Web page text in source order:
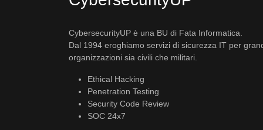
CybersecurityUP è una BU di Fata Informatica.
Dal 1994 eroghiamo servizi di sicurezza IT per
organizzazioni sia civili che militari.
Ethical Hacking
Penetration Testing
Security Code Review
SOC 24x7